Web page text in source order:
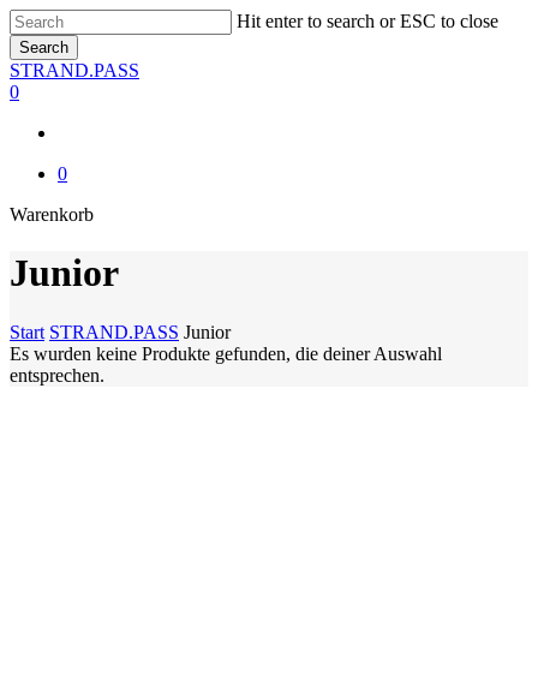
Skip
to
main
content
Hit enter to search or ESC to close
Search
Close
Search
STRAND.PASS
0
0
WarenkorbClose
Junior
Start STRAND.PASS Junior
Es wurden keine Produkte gefunden, die deiner Auswahl
entsprechen.